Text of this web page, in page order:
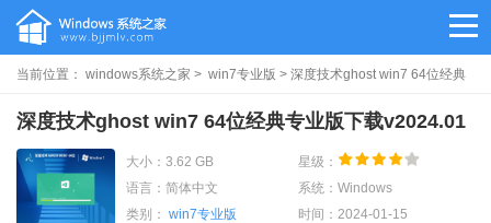
当前位置： windows系统之家 > win7专业版 > 深度技术ghost win7 64位经典
专业版下载v2024.01
深度技术ghost win7 64位经典专业版下载v2024.01
大小：3.62 GB
星级：
语言：简体中文
系统：Windows
类别： win7专业版 时间：2024-01-15